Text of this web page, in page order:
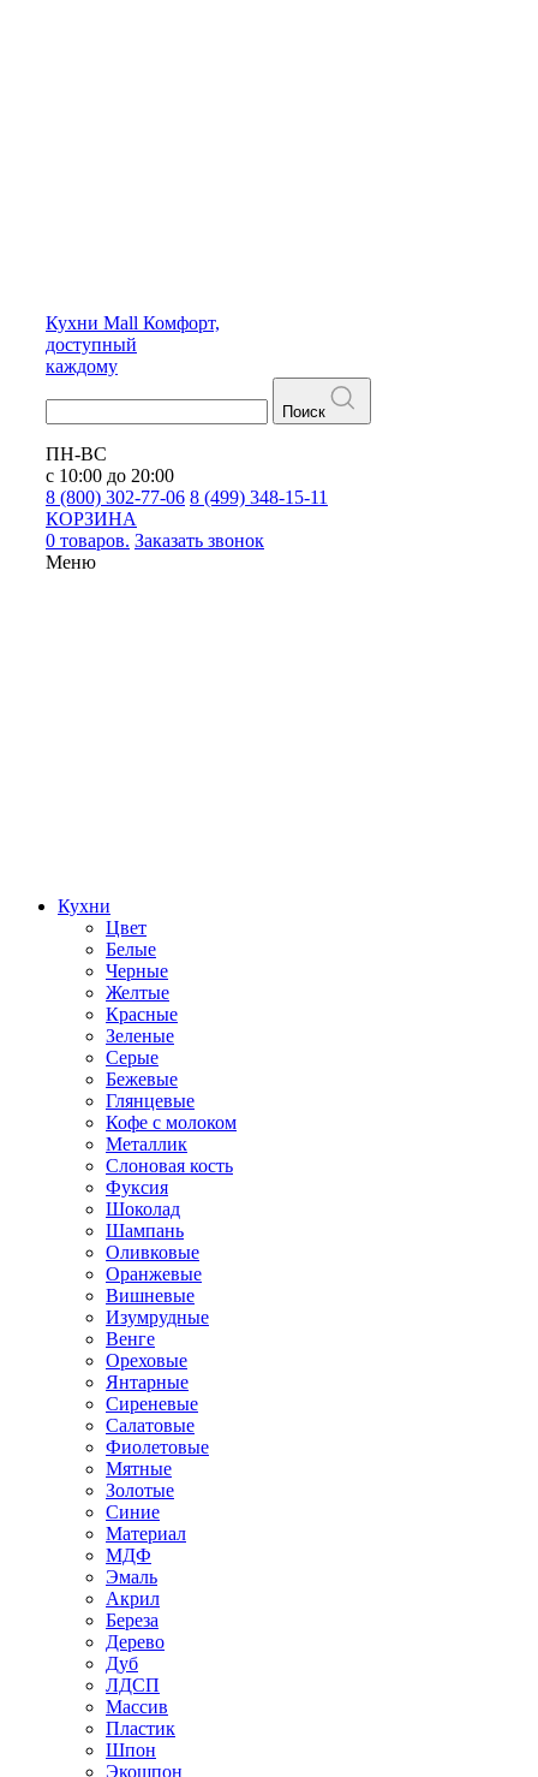
Кухни Mall Комфорт,
доступный
каждому
Поиск
ПН-ВС
с 10:00 до 20:00
8 (800) 302-77-06 8 (499) 348-15-11
КОРЗИНА
0 товаров. Заказать звонок
Меню
Кухни
Цвет
Белые
Черные
Желтые
Красные
Зеленые
Серые
Бежевые
Глянцевые
Кофе с молоком
Металлик
Слоновая кость
Фуксия
Шоколад
Шампань
Оливковые
Оранжевые
Вишневые
Изумрудные
Венге
Ореховые
Янтарные
Сиреневые
Салатовые
Фиолетовые
Мятные
Золотые
Синие
Материал
МДФ
Эмаль
Акрил
Береза
Дерево
Дуб
ЛДСП
Массив
Пластик
Шпон
Экошпон